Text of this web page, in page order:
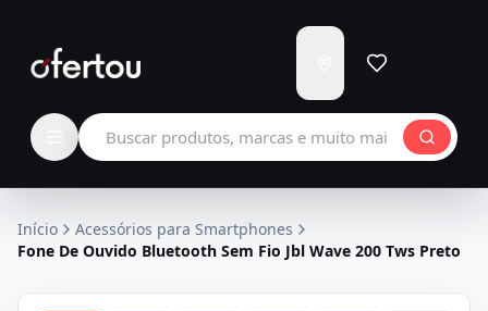
para
Carregando...
Buscar produtos
Início
Acessórios para Smartphones
Fone De Ouvido Bluetooth Sem Fio Jbl Wave 200 Tws Preto